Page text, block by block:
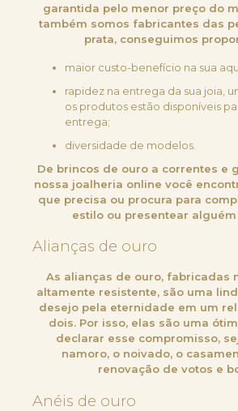
garantida pelo menor preço do
também somos fabricantes das
prata, conseguimos
maior custo-benefício na sua
rapidez na entrega da sua joia,
os produtos estão disponíveis
entrega;
diversidade de modelos.
De brincos de ouro a correntes e
nossa joalheria online você
que precisa ou procura para
estilo ou presentear
Alianças de ouro
As alianças de ouro, fabricadas
altamente resistente, são uma
desejo pela eternidade em um
dois. Por isso, elas são uma
declarar esse compromisso,
namoro, o noivado, o
renovação de votos e
Anéis de ouro